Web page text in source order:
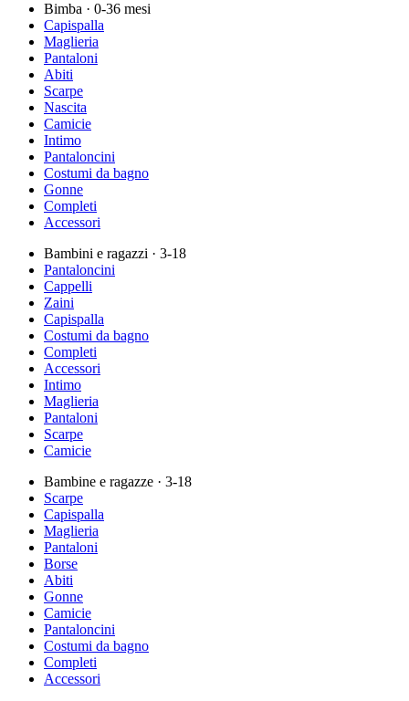
Bimba · 0-36 mesi
Capispalla
Maglieria
Pantaloni
Abiti
Scarpe
Nascita
Camicie
Intimo
Pantaloncini
Costumi da bagno
Gonne
Completi
Accessori
Bambini e ragazzi · 3-18
Pantaloncini
Cappelli
Zaini
Capispalla
Costumi da bagno
Completi
Accessori
Intimo
Maglieria
Pantaloni
Scarpe
Camicie
Bambine e ragazze · 3-18
Scarpe
Capispalla
Maglieria
Pantaloni
Borse
Abiti
Gonne
Camicie
Pantaloncini
Costumi da bagno
Completi
Accessori